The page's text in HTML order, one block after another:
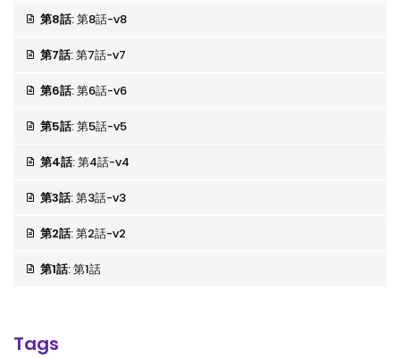
第8話: 第8話-v8
第7話: 第7話-v7
第6話: 第6話-v6
第5話: 第5話-v5
第4話: 第4話-v4
第3話: 第3話-v3
第2話: 第2話-v2
第1話: 第1話
Tags